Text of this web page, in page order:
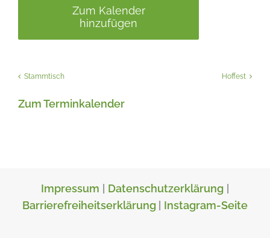
Zum Kalender
hinzufügen
Stammtisch Hoffest
Zum Terminkalender
Impressum Datenschutzerklärung
Barrierefreiheitserklärung
Instagram-Seite